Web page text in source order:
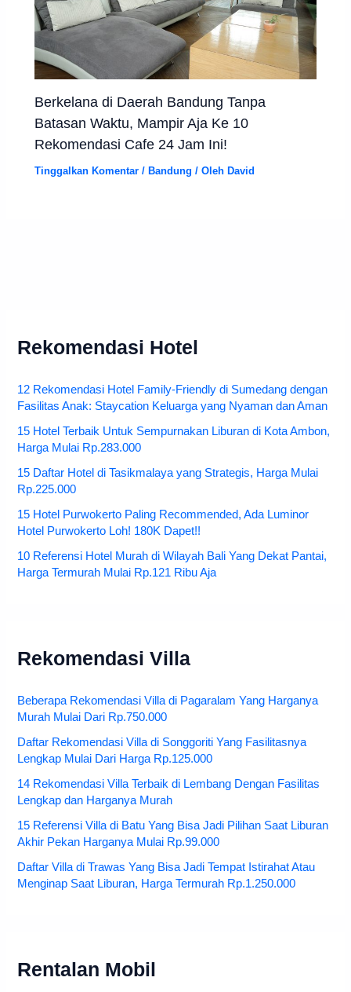
Berkelana di Daerah Bandung Tanpa
Batasan Waktu, Mampir Aja Ke 10
Rekomendasi Cafe 24 Jam Ini!
Tinggalkan Komentar /Bandung / OlehDavid
Rekomendasi Hotel
12 Rekomendasi Hotel Family-Friendly di Sumedang dengan
Fasilitas Anak: Staycation Keluarga yang Nyaman dan Aman
15 Hotel Terbaik Untuk Sempurnakan Liburan di Kota Ambon,
Harga Mulai Rp.283.000
15 Daftar Hotel di Tasikmalaya yang Strategis, Harga Mulai
Rp.225.000
15 Hotel Purwokerto Paling Recommended, Ada Luminor
Hotel Purwokerto Loh! 180K Dapet!!
10 Referensi Hotel Murah di Wilayah Bali Yang Dekat Pantai,
Harga Termurah Mulai Rp.121 Ribu Aja
Rekomendasi Villa
Beberapa Rekomendasi Villa di Pagaralam Yang Harganya
Murah Mulai Dari Rp.750.000
Daftar Rekomendasi Villa di Songgoriti Yang Fasilitasnya
Lengkap Mulai Dari Harga Rp.125.000
14 Rekomendasi Villa Terbaik di Lembang Dengan Fasilitas
Lengkap dan Harganya Murah
15 Referensi Villa di Batu Yang Bisa Jadi Pilihan Saat Liburan
Akhir Pekan Harganya Mulai Rp.99.000
Daftar Villa di Trawas Yang Bisa Jadi Tempat Istirahat Atau
Menginap Saat Liburan, Harga Termurah Rp.1.250.000
Rentalan Mobil